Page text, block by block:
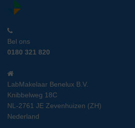
Bel ons
0180 321 820
LabMakelaar Benelux B.V.
Knibbelweg 18C
NL-2761 JE Zevenhuizen (ZH)
Nederland